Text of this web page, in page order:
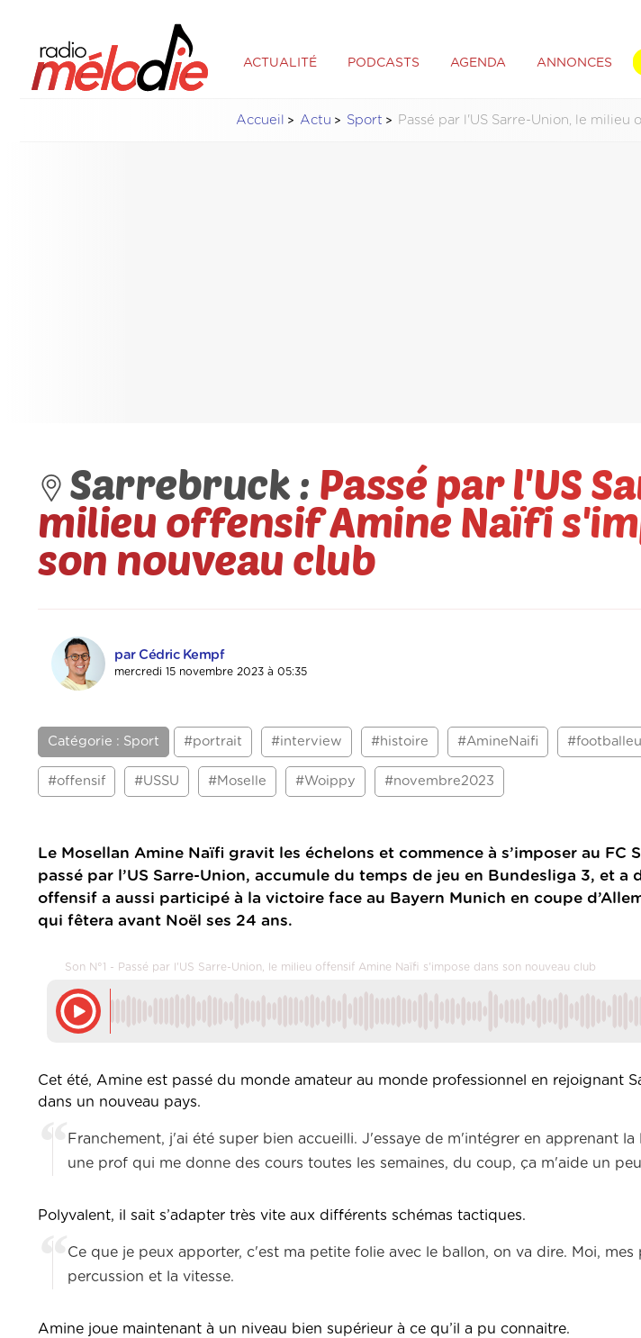
ACTUALITÉ PODCASTS AGENDA ANNONCES
Accueil Actu Sport Passé par l'US Sarre-Union, le
Sarrebruck : Passé par l'US
milieu offensif Amine Naïfi
son nouveau club
par Cédric Kempf
mercredi 15 novembre 2023 à 05:35
Catégorie : Sport #portrait #interview #histoire #AmineNaifi
#offensif #USSU #Moselle #Woippy #novembre2023
Le Mosellan Amine Naïfi gravit les échelons et commence à s’imposer au FC
passé par l’US Sarre-Union, accumule du temps de jeu en Bundesliga 3, et a
offensif a aussi participé à la victoire face au Bayern Munich en coupe
qui fêtera avant Noël ses 24 ans.
Son N°1 - Passé par l'US Sarre-Union, le milieu offensif Amine Naïfi s'impose dans son nouveau club
Cet été, Amine est passé du monde amateur au monde professionnel en rejoignant
dans un nouveau pays.
Franchement, j'ai été super bien accueilli. J'essaye de m'intégrer en apprenant
une prof qui me donne des cours toutes les semaines, du coup, ça m'aide un
Polyvalent, il sait s’adapter très vite aux différents schémas tactiques.
Ce que je peux apporter, c'est ma petite folie avec le ballon, on va dire. Moi, mes
percussion et la vitesse.
Amine joue maintenant à un niveau bien supérieur à ce qu’il a pu connaitre.